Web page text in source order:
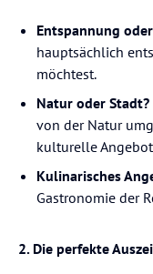
Entspannung
hauptsächlich
möchtest.
Natur oder Stadt?
von der Natur
kulturelle
Kulinarisches
Gastronomie der
2. Die perfekte